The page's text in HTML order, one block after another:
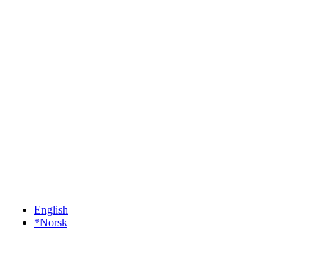
English
*Norsk